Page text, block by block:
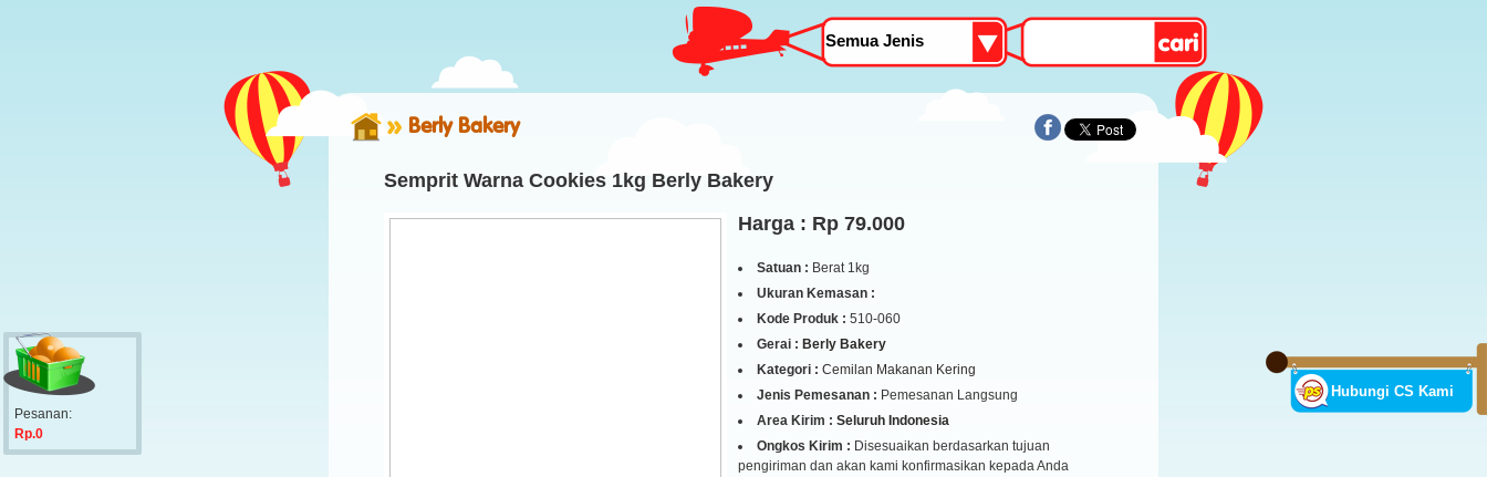
Hubungi CS Kami
Pesanan:
Rp.0
Berly Bakery
Semprit Warna Cookies 1kg Berly Bakery
Harga : Rp 79.000
Satuan : Berat 1kg
Ukuran Kemasan :
Kode Produk : 510-060
Gerai : Berly Bakery
Kategori : Cemilan Makanan Kering
Jenis Pemesanan : Pemesanan Langsung
Area Kirim : Seluruh Indonesia
Ongkos Kirim : Disesuaikan berdasarkan tujuan
pengiriman dan akan kami konfirmasikan kepada Anda